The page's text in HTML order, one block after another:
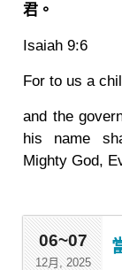
君。
Isaiah 9:6
For to us a
and the
his name
Mighty God,
06~07
12月, 2025